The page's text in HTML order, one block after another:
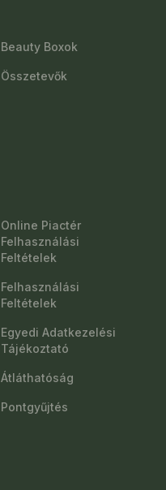
Beauty Boxok
Összetevők
Online Piactér
Felhasználási
Feltételek
Felhasználási
Feltételek
Egyedi Adatkezelési
Tájékoztató
Átláthatóság
Pontgyűjtés